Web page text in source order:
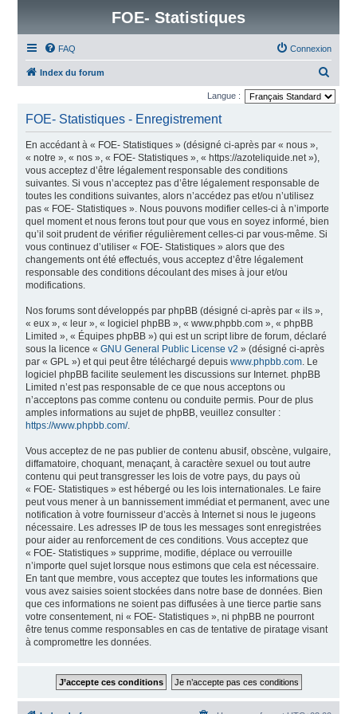
FOE- Statistiques
FAQ Connexion
Index du forum
e
Langue :
FOE- Statistiques - Enregistrement
En accédant à « FOE- Statistiques » (désigné ci-après par « nous »,
« notre », « nos », « FOE- Statistiques », « https://azoteliquide.net »),
vous acceptez d’être légalement responsable des conditions
suivantes. Si vous n’acceptez pas d’être légalement responsable de
toutes les conditions suivantes, alors n’accédez pas et/ou n’utilisez
pas « FOE- Statistiques ». Nous pouvons modifier celles-ci à n’importe
quel moment et nous ferons tout pour que vous en soyez informé, bien
qu’il soit prudent de vérifier régulièrement celles-ci par vous-même. Si
vous continuez d’utiliser « FOE- Statistiques » alors que des
changements ont été effectués, vous acceptez d’être légalement
responsable des conditions découlant des mises à jour et/ou
modifications.
Nos forums sont développés par phpBB (désigné ci-après par « ils »,
« eux », « leur », « logiciel phpBB », « www.phpbb.com », « phpBB
Limited », « Équipes phpBB ») qui est un script libre de forum, déclaré
sous la licence « GNU General Public License v2 » (désigné ci-après
par « GPL ») et qui peut être téléchargé depuis www.phpbb.com. Le
logiciel phpBB facilite seulement les discussions sur Internet. phpBB
Limited n’est pas responsable de ce que nous acceptons ou
n’acceptons pas comme contenu ou conduite permis. Pour de plus
amples informations au sujet de phpBB, veuillez consulter :
https://www.phpbb.com/.
Vous acceptez de ne pas publier de contenu abusif, obscène, vulgaire,
diffamatoire, choquant, menaçant, à caractère sexuel ou tout autre
contenu qui peut transgresser les lois de votre pays, du pays où
« FOE- Statistiques » est hébergé ou les lois internationales. Le faire
peut vous mener à un bannissement immédiat et permanent, avec une
notification à votre fournisseur d’accès à Internet si nous le jugeons
nécessaire. Les adresses IP de tous les messages sont enregistrées
pour aider au renforcement de ces conditions. Vous acceptez que
« FOE- Statistiques » supprime, modifie, déplace ou verrouille
n’importe quel sujet lorsque nous estimons que cela est nécessaire.
En tant que membre, vous acceptez que toutes les informations que
vous avez saisies soient stockées dans notre base de données. Bien
que ces informations ne soient pas diffusées à une tierce partie sans
votre consentement, ni « FOE- Statistiques », ni phpBB ne pourront
être tenus comme responsables en cas de tentative de piratage visant
à compromettre les données.